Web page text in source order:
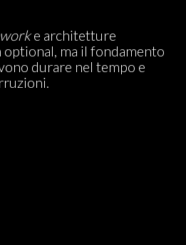
e architetture
optional, ma il fondamento
durare nel tempo e